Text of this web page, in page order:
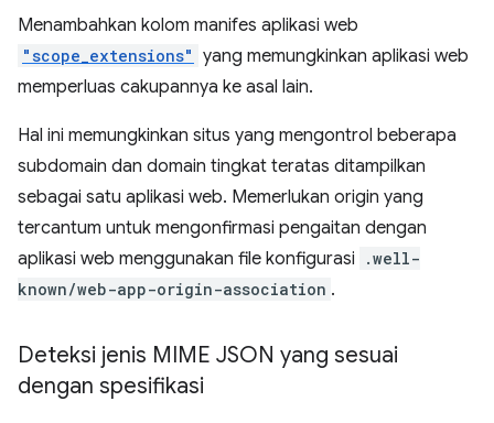
Menambahkan kolom manifes aplikasi web
"scope_extensions" yang memungkinkan aplikasi web
memperluas cakupannya ke asal lain.
Hal ini memungkinkan situs yang mengontrol beberapa
subdomain dan domain tingkat teratas ditampilkan
sebagai satu aplikasi web. Memerlukan origin yang
tercantum untuk mengonfirmasi pengaitan dengan
aplikasi web menggunakan file konfigurasi
.well-
known/web-app-origin-association .
Deteksi jenis MIME JSON yang sesuai
dengan spesifikasi